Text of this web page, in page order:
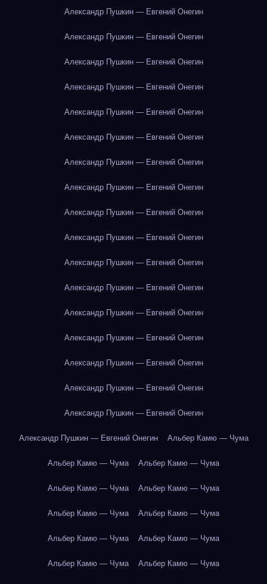
Александр Пушкин — Евгений Онегин
Александр Пушкин — Евгений Онегин
Александр Пушкин — Евгений Онегин
Александр Пушкин — Евгений Онегин
Александр Пушкин — Евгений Онегин
Александр Пушкин — Евгений Онегин
Александр Пушкин — Евгений Онегин
Александр Пушкин — Евгений Онегин
Александр Пушкин — Евгений Онегин
Александр Пушкин — Евгений Онегин
Александр Пушкин — Евгений Онегин
Александр Пушкин — Евгений Онегин
Александр Пушкин — Евгений Онегин
Александр Пушкин — Евгений Онегин
Александр Пушкин — Евгений Онегин
Александр Пушкин — Евгений Онегин
Александр Пушкин — Евгений Онегин
Александр Пушкин — Евгений Онегин Альбер Камю — Чума
Альбер Камю — Чума Альбер Камю — Чума
Альбер Камю — Чума Альбер Камю — Чума
Альбер Камю — Чума Альбер Камю — Чума
Альбер Камю — Чума Альбер Камю — Чума
Альбер Камю — Чума Альбер Камю — Чума